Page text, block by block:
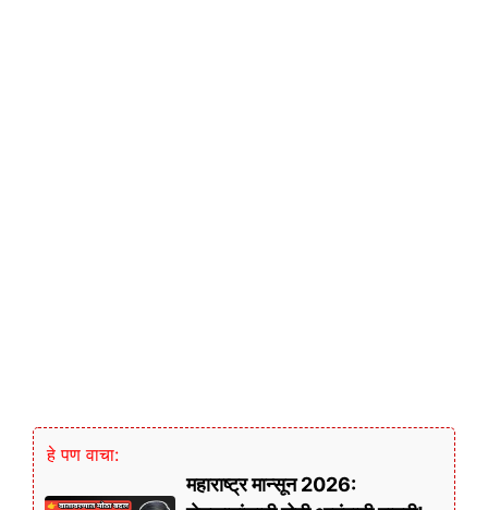
हे पण वाचा:
महाराष्ट्र मान्सून 2026: